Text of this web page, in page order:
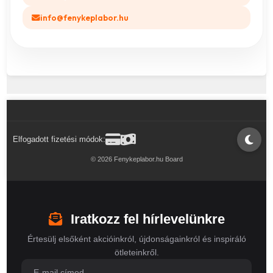
info@fenykeplabor.hu
Elfogadott fizetési módok:
© 2026 Fenykeplabor.hu Board
Iratkozz fel hírlevelünkre
Értesülj elsőként akcióinkról, újdonságainkról és inspiráló
ötleteinkről.